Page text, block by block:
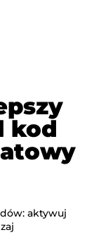
kod
aktywuj